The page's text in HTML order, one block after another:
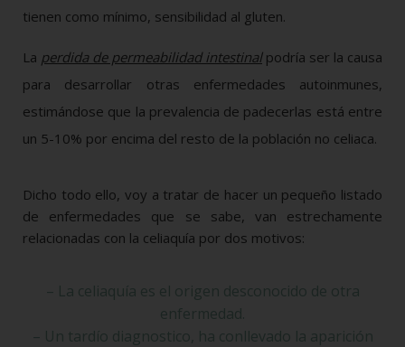
tienen como mínimo, sensibilidad al gluten.
La perdida de permeabilidad intestinalpodría ser la causa
para desarrollar otras enfermedades autoinmunes,
estimándose que la prevalencia de padecerlas está entre
un 5-10% por encima del resto de la población no celiaca.
Dicho todo ello, voy a tratar de hacer un pequeño listado
de enfermedades que se sabe, van estrechamente
relacionadas con la celiaquía por dos motivos:
– La celiaquía es el origen desconocido de otra
enfermedad.
– Un tardío diagnostico, ha conllevado la aparición